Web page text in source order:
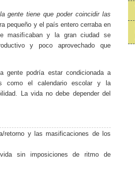
gente tiene que poder coincidir las
pequeño y el país entero cerraba en
masificaban y la gran ciudad se
y poco aprovechado que
gente podría estar condicionada a
como el calendario escolar y la
La vida no debe depender del
retorno y las masificaciones de los
sin imposiciones de ritmo de